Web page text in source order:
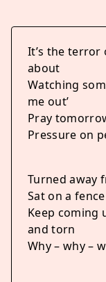
It’s the
about
Watching
me out’
Pray
Pressure on
Turned away
Sat on a
Keep coming
and torn
Why – why –